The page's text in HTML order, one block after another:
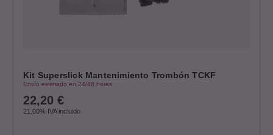
Kit Superslick Mantenimiento Trombón TCKF
Envío estimado en 24/48 horas
22,20 €
21.00% IVA incluido